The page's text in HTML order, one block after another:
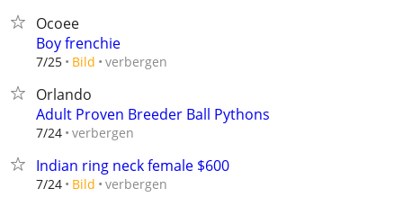
Ocoee
Boy frenchie
7/25 Bild verbergen
Orlando
Adult Proven Breeder Ball Pythons
7/24 verbergen
Indian ring neck female $600
7/24 Bild verbergen